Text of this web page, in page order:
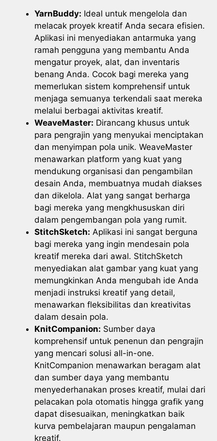
YarnBuddy: Ideal untuk mengelola dan
melacak proyek kreatif Anda secara efisien.
Aplikasi ini menyediakan antarmuka yang
ramah pengguna yang membantu Anda
mengatur proyek, alat, dan inventaris
benang Anda. Cocok bagi mereka yang
memerlukan sistem komprehensif untuk
menjaga semuanya terkendali saat mereka
melalui berbagai aktivitas kreatif.
WeaveMaster: Dirancang khusus untuk
para pengrajin yang menyukai menciptakan
dan menyimpan pola unik. WeaveMaster
menawarkan platform yang kuat yang
mendukung organisasi dan pengambilan
desain Anda, membuatnya mudah diakses
dan dikelola. Alat yang sangat berharga
bagi mereka yang mengkhususkan diri
dalam pengembangan pola yang rumit.
StitchSketch: Aplikasi ini sangat berguna
bagi mereka yang ingin mendesain pola
kreatif mereka dari awal. StitchSketch
menyediakan alat gambar yang kuat yang
memungkinkan Anda mengubah ide Anda
menjadi instruksi kreatif yang detail,
menawarkan fleksibilitas dan kreativitas
dalam desain pola.
KnitCompanion: Sumber daya
komprehensif untuk penenun dan pengrajin
yang mencari solusi all-in-one.
KnitCompanion menawarkan beragam alat
dan sumber daya yang membantu
menyederhanakan proses kreatif, mulai dari
pelacakan pola otomatis hingga grafik yang
dapat disesuaikan, meningkatkan baik
kurva pembelajaran maupun pengalaman
kreatif.